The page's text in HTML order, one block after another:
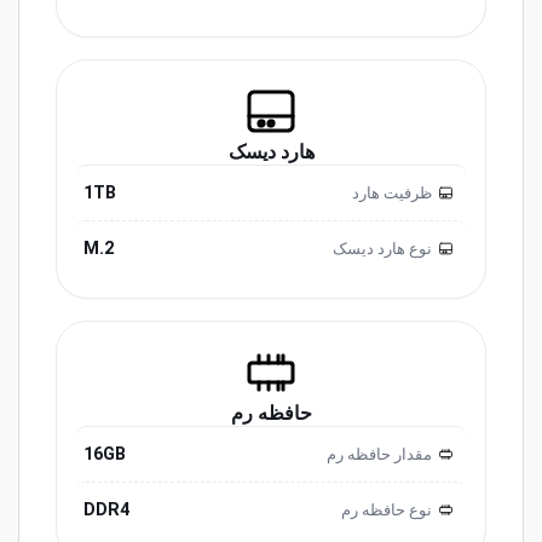
هارد دیسک
ظرفیت هارد 1TB
نوع هارد دیسک M.2
حافظه رم
مقدار حافظه رم 16GB
نوع حافظه رم DDR4